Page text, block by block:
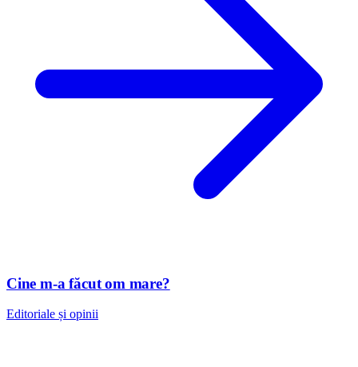
Cine m-a făcut om mare?
Editoriale și opinii